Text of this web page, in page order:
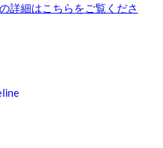
詳細はこちらをご覧くださ